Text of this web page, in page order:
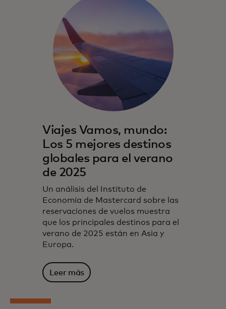
Viajes Vamos, mundo:
Los 5 mejores destinos
globales para el verano
de 2025
Un análisis del Instituto de
Economía de Mastercard sobre las
reservaciones de vuelos muestra
que los principales destinos para el
verano de 2025 están en Asia y
Europa.
Leer más